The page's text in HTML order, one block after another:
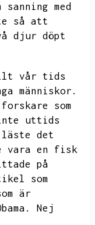
med
så att
djur döpt
vår tids
människor.
som
uttids
det
vara en fisk
på
som
är
Nej